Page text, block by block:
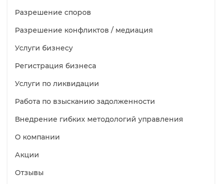
Разрешение споров
Разрешение конфликтов / медиация
Услуги бизнесу
Регистрация бизнеса
Услуги по ликвидации
Работа по взысканию задолженности
Внедрение гибких методологий управления
О компании
Акции
Отзывы